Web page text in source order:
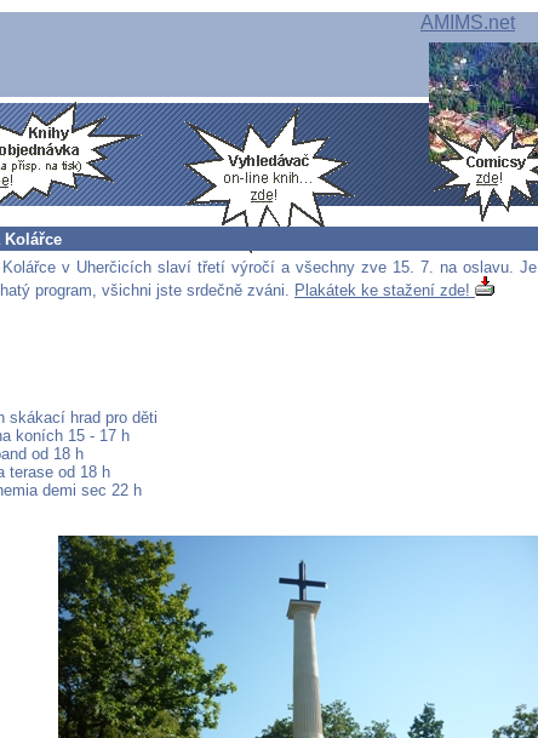
AMIMS.net
Kolářce
Kolářce v Uherčicích slaví třetí výročí a všechny zve 15. 7. na oslavu. Je
program, všichni jste srdečně zváni. Plakátek ke stažení zde!
skákací hrad pro děti
koních 15 - 17 h
od 18 h
terase od 18 h
demi sec 22 h